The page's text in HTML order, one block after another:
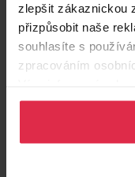
zlepšit zákaznickou
přizpůsobit naše
souhlasíte s
zpracováním
osobních údajů.
PE-PO dřevěný
32 ks
39,90 Kč